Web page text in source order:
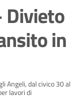
Divieto
in
Angeli, dal civico 30 al
lavori di